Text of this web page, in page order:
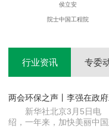
侯立安
院士中国工程院
行业资讯 专委
两会环保之声丨李强在政
新华社北京3月5日电
绍，一年来，加快美丽中国建设